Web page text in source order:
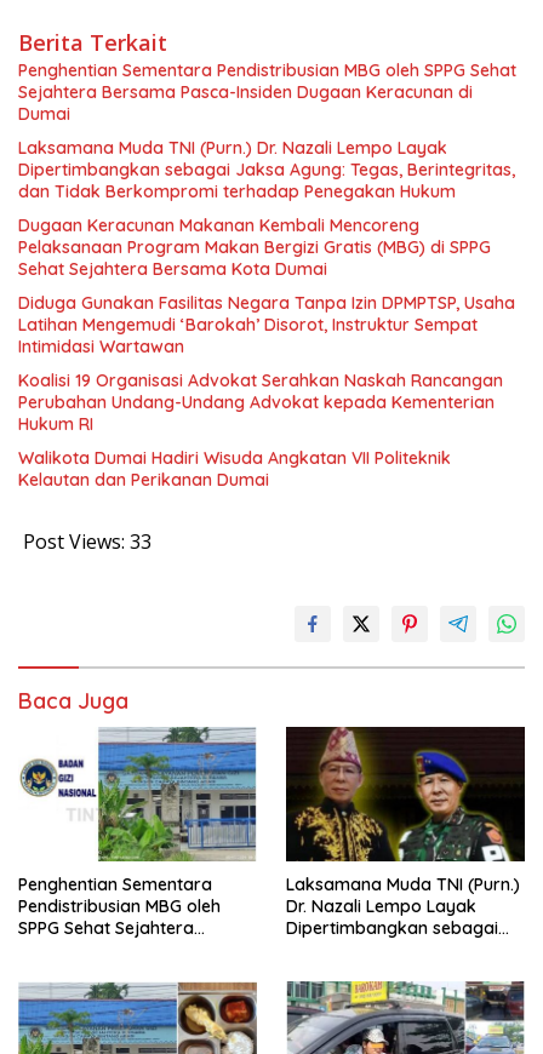
Berita Terkait
Penghentian Sementara Pendistribusian MBG oleh SPPG Sehat
Sejahtera Bersama Pasca-Insiden Dugaan Keracunan di
Dumai
Laksamana Muda TNI (Purn.) Dr. Nazali Lempo Layak
Dipertimbangkan sebagai Jaksa Agung: Tegas, Berintegritas,
dan Tidak Berkompromi terhadap Penegakan Hukum
Dugaan Keracunan Makanan Kembali Mencoreng
Pelaksanaan Program Makan Bergizi Gratis (MBG) di SPPG
Sehat Sejahtera Bersama Kota Dumai
Diduga Gunakan Fasilitas Negara Tanpa Izin DPMPTSP, Usaha
Latihan Mengemudi ‘Barokah’ Disorot, Instruktur Sempat
Intimidasi Wartawan
Koalisi 19 Organisasi Advokat Serahkan Naskah Rancangan
Perubahan Undang-Undang Advokat kepada Kementerian
Hukum RI
Walikota Dumai Hadiri Wisuda Angkatan VII Politeknik
Kelautan dan Perikanan Dumai
Post Views: 33
Baca Juga
Penghentian Sementara
Pendistribusian MBG oleh
SPPG Sehat Sejahtera
Laksamana Muda TNI (Purn.)
Dr. Nazali Lempo Layak
Dipertimbangkan sebagai
Berkompromi terhadap
Penegakan Hukum